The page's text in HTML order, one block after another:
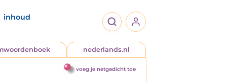
inhoud
nederlands.nl
voeg je netgedicht toe